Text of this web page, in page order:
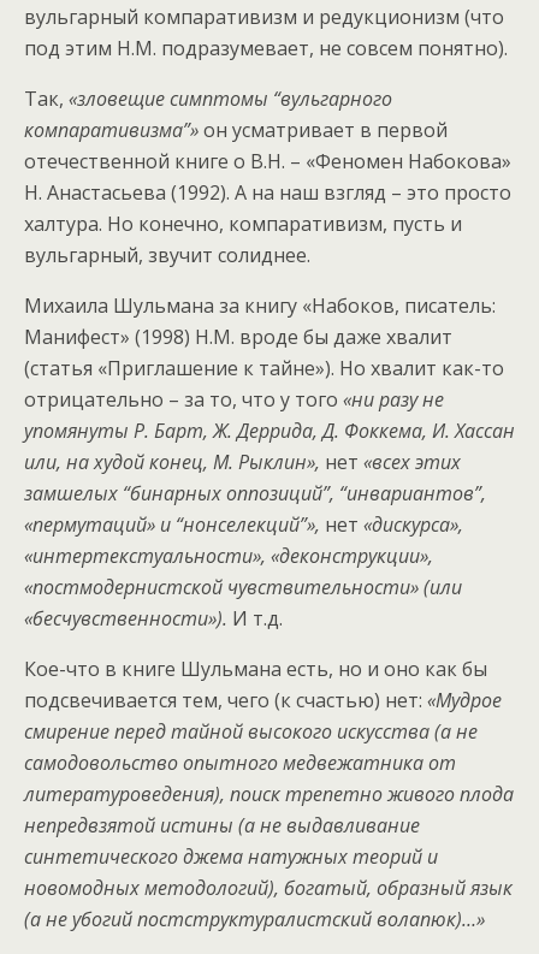
вульгарный компаративизм и редукционизм (что
под этим Н.М. подразумевает, не совсем понятно).
Так, «зловещие симптомы “вульгарного
компаративизма”»он усматривает в первой
отечественной книге о В.Н. – «Феномен Набокова»
Н. Анастасьева (1992). А на наш взгляд – это просто
халтура. Но конечно, компаративизм, пусть и
вульгарный, звучит солиднее.
Михаила Шульмана за книгу «Набоков, писатель:
Манифест» (1998) Н.М. вроде бы даже хвалит
(статья «Приглашение к тайне»). Но хвалит как-то
отрицательно – за то, что у того «ни разу не
упомянуты Р. Барт, Ж. Деррида, Д. Фоккема, И. Хассан
или, на худой конец, М. Рыклин», нет «всех этих
замшелых “бинарных оппозиций”, “инвариантов”,
«пермутаций» и “нонселекций”», нет «дискурса»,
«интертекстуальности», «деконструкции»,
«постмодернистской чувствительности» (или
«бесчувственности»). И т.д.
Кое-что в книге Шульмана есть, но и оно как бы
подсвечивается тем, чего (к счастью) нет: «Мудрое
смирение перед тайной высокого искусства (а не
самодовольство опытного медвежатника от
литературоведения), поиск трепетно живого плода
непредвзятой истины (а не выдавливание
синтетического джема натужных теорий и
новомодных методологий), богатый, образный язык
(а не убогий постструктуралистский волапюк)…»